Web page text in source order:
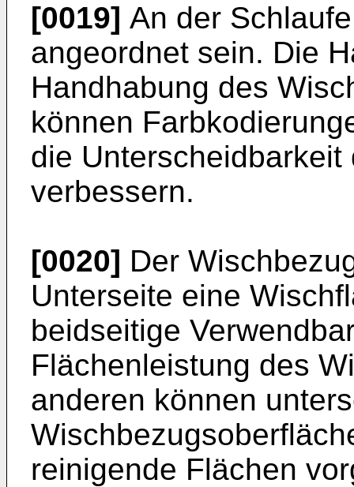
[0019] An der
angeordnet sein. Die
Handhabung des
können
die
verbessern.
[0020] Der
Unterseite eine
beidseitige
Flächenleistung des
anderen können
reinigende Flächen